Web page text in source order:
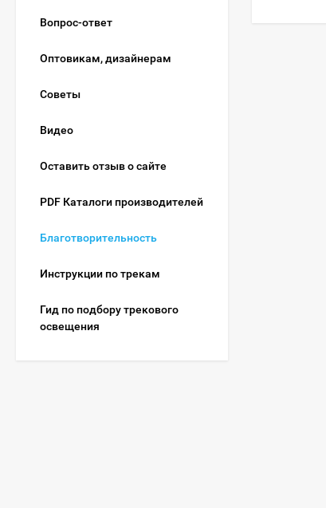
Вопрос-ответ
Оптовикам, дизайнерам
Советы
Видео
Оставить отзыв о сайте
PDF Каталоги производителей
Благотворительность
Инструкции по трекам
Гид по подбору трекового
освещения